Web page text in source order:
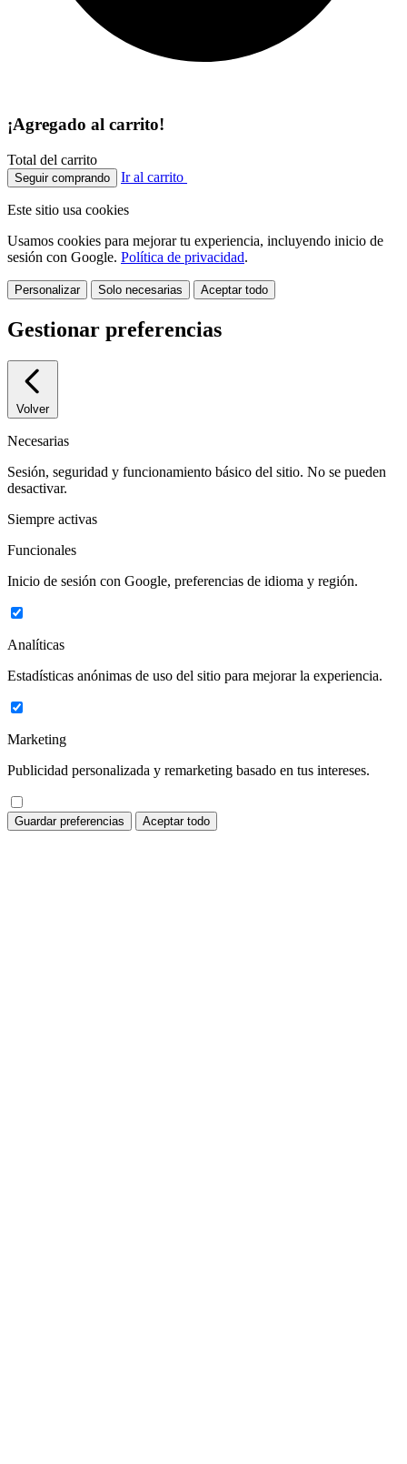
¡Agregado al carrito!
Total del carrito
Seguir comprando Ir al carrito
Este sitio usa cookies
Usamos cookies para mejorar tu experiencia, incluyendo inicio de
sesión con Google. Política de privacidad.
Personalizar Solo necesarias Aceptar todo
Gestionar preferencias
Volver
Necesarias
Sesión, seguridad y funcionamiento básico del sitio. No se pueden
desactivar.
Siempre activas
Funcionales
Inicio de sesión con Google, preferencias de idioma y región.
Analíticas
Estadísticas anónimas de uso del sitio para mejorar la experiencia.
Marketing
Publicidad personalizada y remarketing basado en tus intereses.
Guardar preferencias Aceptar todo